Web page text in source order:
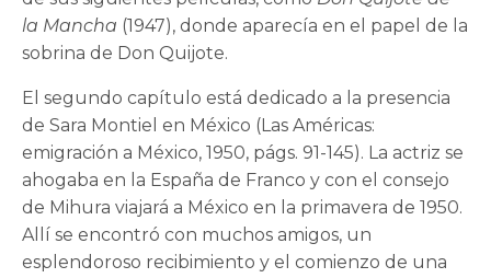
la Mancha (1947), donde aparecía en el papel de la
sobrina de Don Quijote.
El segundo capítulo está dedicado a la presencia
de Sara Montiel en México (Las Américas:
emigración a México, 1950, págs. 91-145). La actriz se
ahogaba en la España de Franco y con el consejo
de Mihura viajará a México en la primavera de 1950.
Allí se encontró con muchos amigos, un
esplendoroso recibimiento y el comienzo de una